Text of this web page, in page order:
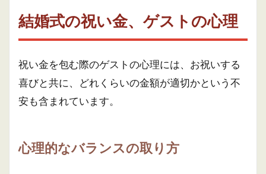
結婚式の祝い金、ゲストの心理
祝い金を包む際のゲストの心理には、お祝いする
喜びと共に、どれくらいの金額が適切かという不
安も含まれています。
心理的なバランスの取り方